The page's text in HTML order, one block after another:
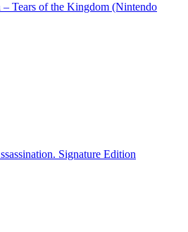
Tears of the Kingdom (Nintendo
Signature Edition